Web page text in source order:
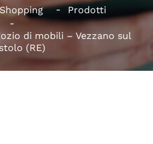
Prodotti
di mobili – Vezzano sul
(RE)